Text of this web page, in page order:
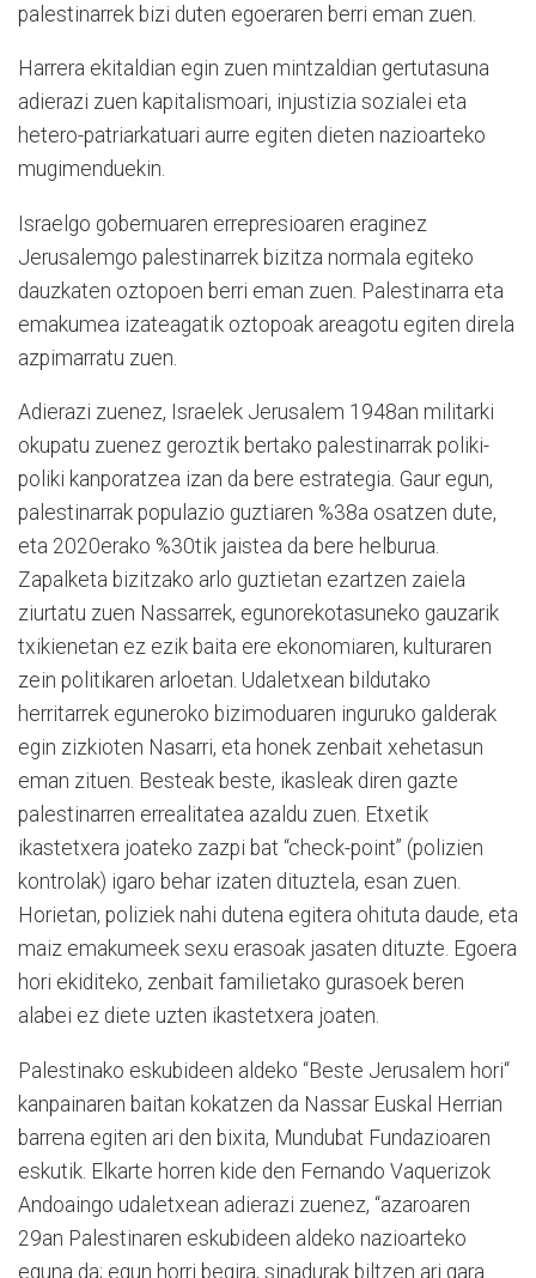
palestinarrek bizi duten egoeraren berri eman zuen.
Harrera ekitaldian egin zuen mintzaldian gertutasuna
adierazi zuen kapitalismoari, injustizia sozialei eta
hetero-patriarkatuari aurre egiten dieten nazioarteko
mugimenduekin.
Israelgo gobernuaren errepresioaren eraginez
Jerusalemgo palestinarrek bizitza normala egiteko
dauzkaten oztopoen berri eman zuen. Palestinarra eta
emakumea izateagatik oztopoak areagotu egiten direla
azpimarratu zuen.
Adierazi zuenez, Israelek Jerusalem 1948an militarki
okupatu zuenez geroztik bertako palestinarrak poliki-
poliki kanporatzea izan da bere estrategia. Gaur egun,
palestinarrak populazio guztiaren %38a osatzen dute,
eta 2020erako %30tik jaistea da bere helburua.
Zapalketa bizitzako arlo guztietan ezartzen zaiela
ziurtatu zuen Nassarrek, egunorekotasuneko gauzarik
txikienetan ez ezik baita ere ekonomiaren, kulturaren
zein politikaren arloetan. Udaletxean bildutako
herritarrek eguneroko bizimoduaren inguruko galderak
egin zizkioten Nasarri, eta honek zenbait xehetasun
eman zituen. Besteak beste, ikasleak diren gazte
palestinarren errealitatea azaldu zuen. Etxetik
ikastetxera joateko zazpi bat “check-point” (polizien
kontrolak) igaro behar izaten dituztela, esan zuen.
Horietan, poliziek nahi dutena egitera ohituta daude, eta
maiz emakumeek sexu erasoak jasaten dituzte. Egoera
hori ekiditeko, zenbait familietako gurasoek beren
alabei ez diete uzten ikastetxera joaten.
Palestinako eskubideen aldeko “Beste Jerusalem hori“
kanpainaren baitan kokatzen da Nassar Euskal Herrian
barrena egiten ari den bixita, Mundubat Fundazioaren
eskutik. Elkarte horren kide den Fernando Vaquerizok
Andoaingo udaletxean adierazi zuenez, “azaroaren
29an Palestinaren eskubideen aldeko nazioarteko
eguna da; egun horri begira, sinadurak biltzen ari gara